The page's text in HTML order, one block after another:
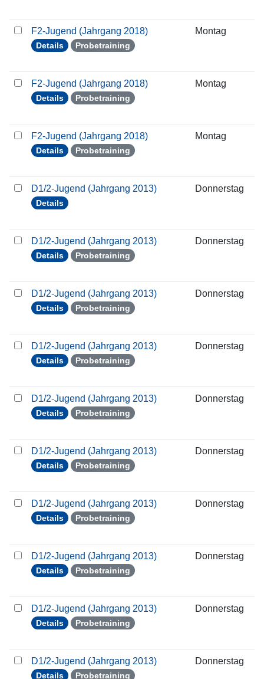
F2-Jugend (Jahrgang 2018)
Details Probetraining
Montag
F2-Jugend (Jahrgang 2018)
Details Probetraining
Montag
F2-Jugend (Jahrgang 2018)
Details Probetraining
Montag
D1/2-Jugend (Jahrgang 2013)
Details
Donnerstag
D1/2-Jugend (Jahrgang 2013)
Details Probetraining
Donnerstag
D1/2-Jugend (Jahrgang 2013)
Details Probetraining
Donnerstag
D1/2-Jugend (Jahrgang 2013)
Details Probetraining
Donnerstag
D1/2-Jugend (Jahrgang 2013)
Details Probetraining
Donnerstag
D1/2-Jugend (Jahrgang 2013)
Details Probetraining
Donnerstag
D1/2-Jugend (Jahrgang 2013)
Details Probetraining
Donnerstag
D1/2-Jugend (Jahrgang 2013)
Details Probetraining
Donnerstag
D1/2-Jugend (Jahrgang 2013)
Details Probetraining
Donnerstag
D1/2-Jugend (Jahrgang 2013)
Details Probetraining
Donnerstag